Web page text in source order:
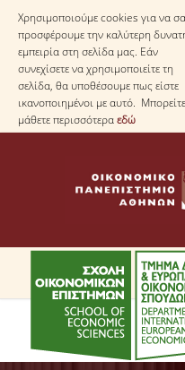
Χρησιμοποιούμε cookies για να
προσφέρουμε την καλύτερη
εμπειρία στη σελίδα μας. Εάν
συνεχίσετε να χρησιμοποιείτε τη
σελίδα, θα υποθέσουμε πως είστε
ικανοποιημένοι με αυτό.
μάθετε περισσότεραεδώ
ΤΟ ΤΜΗΜΑ